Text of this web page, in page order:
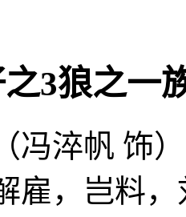
3狼之一族
淬帆 饰）
雇，岂料